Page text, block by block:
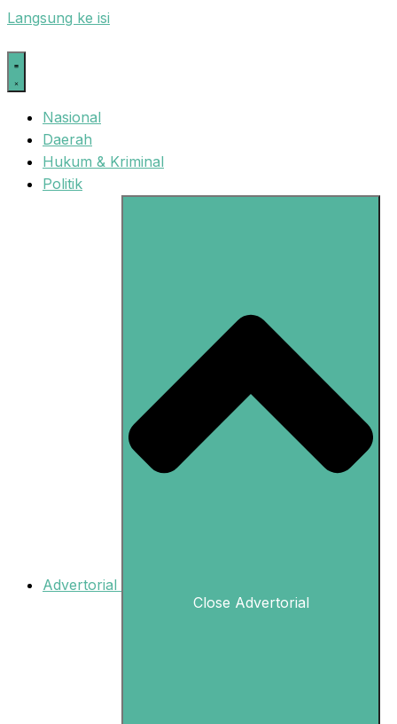
Langsung ke isi
Nasional
Daerah
Hukum & Kriminal
Politik
Advertorial
Close Advertorial